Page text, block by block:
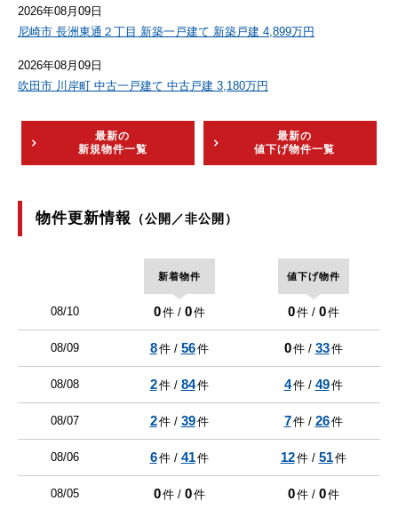
2026年08月09日
尼崎市 長洲東通２丁目 新築一戸建て 新築戸建 4,899万円
2026年08月09日
吹田市 川岸町 中古一戸建て 中古戸建 3,180万円
最新の
新規物件一覧
最新の
値下げ物件一覧
物件更新情報 （公開／非公開）
新着物件 値下げ物件
08/10 0件 / 0件 0件 / 0件
08/09 8件 / 56件 0件 / 33件
08/08 2件 / 84件 4件 / 49件
08/07 2件 / 39件 7件 / 26件
08/06 6件 / 41件 12件 / 51件
08/05 0件 / 0件 0件 / 0件